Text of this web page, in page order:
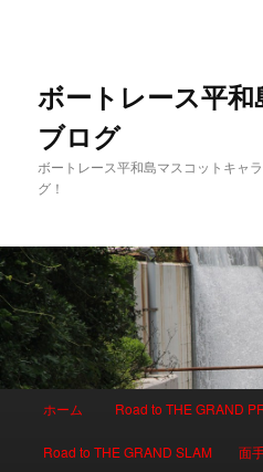
ボートレース平
ブログ
ボートレース平和島マスコットキャ
グ！
メインコンテンツへ移動
サブコンテンツへ移動
ホーム Road to THE GRAND
Road to THE GRAND SLAM 面